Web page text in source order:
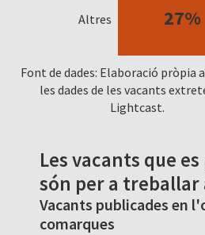
Altres 27%
Font de dades: Elaboració pròpia
les dades de les vacants
Lightcast.
Les vacants que
són per a treballar
Vacants publicades en
comarques